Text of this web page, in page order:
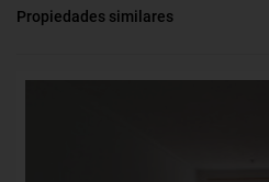
Propiedades similares